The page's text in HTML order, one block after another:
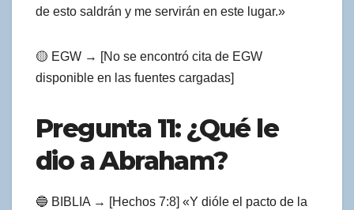
de esto saldrán y me servirán en este lugar.»
🟡 EGW → [No se encontró cita de EGW
disponible en las fuentes cargadas]
Pregunta 11: ¿Qué le
dio a Abraham?
🔵 BIBLIA → [Hechos 7:8] «Y dióle el pacto de la